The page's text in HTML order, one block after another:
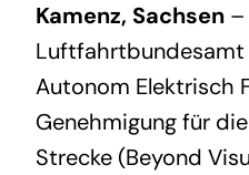
Kamenz, Sachsen–
Luftfahrtbundesamt
Autonom Elektrisch
Genehmigung für
Strecke (Beyond